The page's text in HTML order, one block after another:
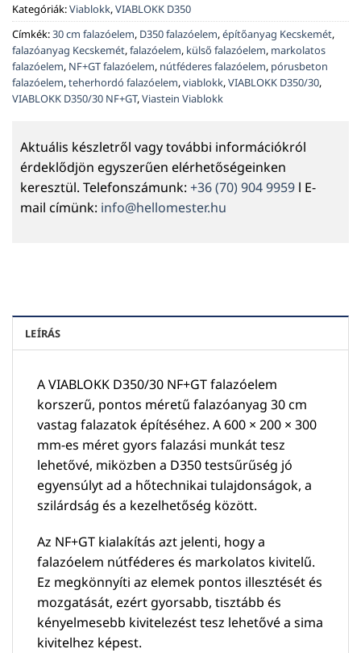
Kategóriák:Viablokk,VIABLOKK D350
Címkék:30 cm falazóelem, D350 falazóelem,építőanyag Kecskemét,
falazóanyag Kecskemét,falazóelem, külső falazóelem, markolatos
falazóelem, NF+GT falazóelem, nútféderes falazóelem, pórusbeton
falazóelem,teherhordó falazóelem,viablokk,VIABLOKK D350/30,
VIABLOKK D350/30 NF+GT,Viastein Viablokk
Aktuális készletről vagy további információkról
érdeklődjön egyszerűen elérhetőségeinken
keresztül. Telefonszámunk: +36 (70) 904 9959 l E-
mail címünk: info@hellomester.hu
LEÍRÁS
A VIABLOKK D350/30 NF+GT falazóelem
korszerű, pontos méretű falazóanyag 30 cm
vastag falazatok építéséhez. A 600 × 200 × 300
mm-es méret gyors falazási munkát tesz
lehetővé, miközben a D350 testsűrűség jó
egyensúlyt ad a hőtechnikai tulajdonságok, a
szilárdság és a kezelhetőség között.
Az NF+GT kialakítás azt jelenti, hogy a
falazóelem nútféderes és markolatos kivitelű.
Ez megkönnyíti az elemek pontos illesztését és
mozgatását, ezért gyorsabb, tisztább és
kényelmesebb kivitelezést tesz lehetővé a sima
kivitelhez képest.